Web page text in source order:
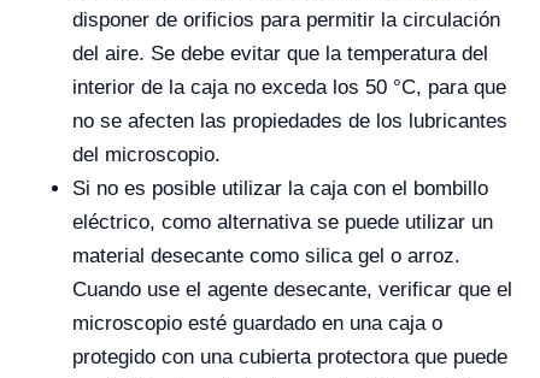
disponer de orificios para permitir la circulación
del aire. Se debe evitar que la temperatura del
interior de la caja no exceda los 50 °C, para que
no se afecten las propiedades de los lubricantes
del microscopio.
Si no es posible utilizar la caja con el bombillo
eléctrico, como alternativa se puede utilizar un
material desecante como silica gel o arroz.
Cuando use el agente desecante, verificar que el
microscopio esté guardado en una caja o
protegido con una cubierta protectora que puede